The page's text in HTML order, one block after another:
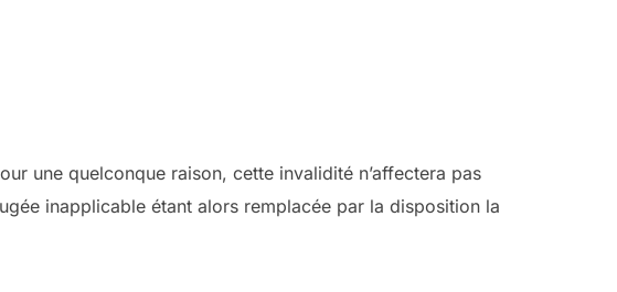
une quelconque raison, cette invalidité n’affectera pas
inapplicable étant alors remplacée par la disposition la